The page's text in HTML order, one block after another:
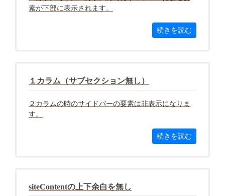
素が下部に表示されます。
続きを読む
１カラム（サブセクション無し）
２カラムの時のサイドバーの要素は非表示になりま
す。
続きを読む
siteContentの上下余白を無し